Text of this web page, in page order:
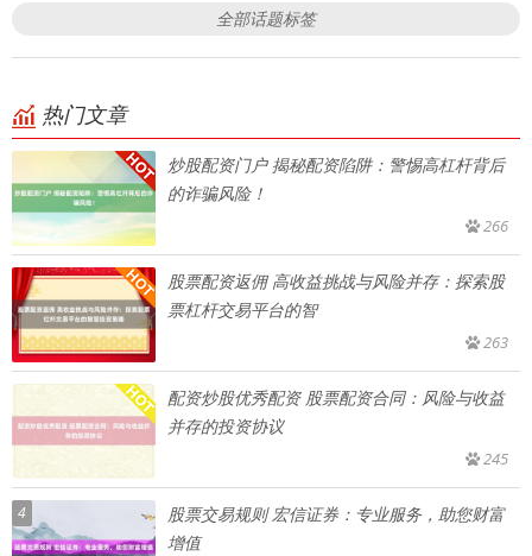
全部话题标签
热门文章
炒股配资门户 揭秘配资陷阱：警惕高杠杆背后
的诈骗风险！
266
股票配资返佣 高收益挑战与风险并存：探索股
票杠杆交易平台的智
263
配资炒股优秀配资 股票配资合同：风险与收益
并存的投资协议
245
4
股票交易规则 宏信证券：专业服务，助您财富
增值